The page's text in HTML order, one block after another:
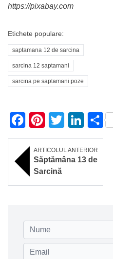
https://pixabay.com
Etichete populare:
saptamana 12 de sarcina
sarcina 12 saptamani
sarcina pe saptamani poze
Facebook
Pinterest
Twitter
ARTICOLUL ANTERIOR
Săptămâna 13 de
Sarcină